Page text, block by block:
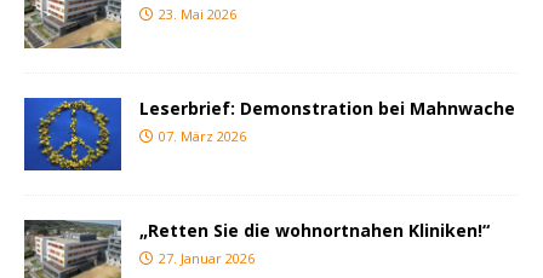
23. Mai 2026
Leserbrief: Demonstration bei Mahnwache
07. März 2026
„Retten Sie die wohnortnahen Kliniken!“
27. Januar 2026